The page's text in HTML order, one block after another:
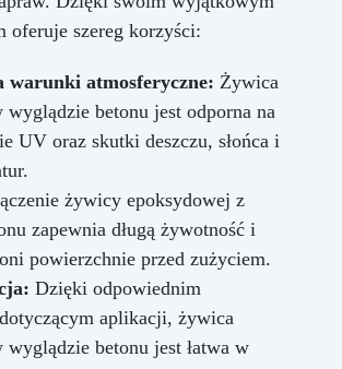
oferuje szereg korzyści:
warunki atmosferyczne: Żywica
wyglądzie betonu jest odporna na
UV oraz skutki deszczu, słońca i
żywicy epoksydowej z
zapewnia długą żywotność i
powierzchnie przed zużyciem.
Dzięki odpowiednim
aplikacji, żywica
wyglądzie betonu jest łatwa w